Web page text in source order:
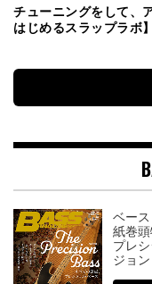
チューニングをして、
はじめるスラップラボ
ベース
紙巻頭
プレ
ジョ